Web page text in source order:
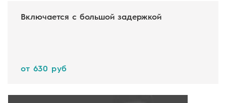
Включается с большой задержкой
от 630 руб